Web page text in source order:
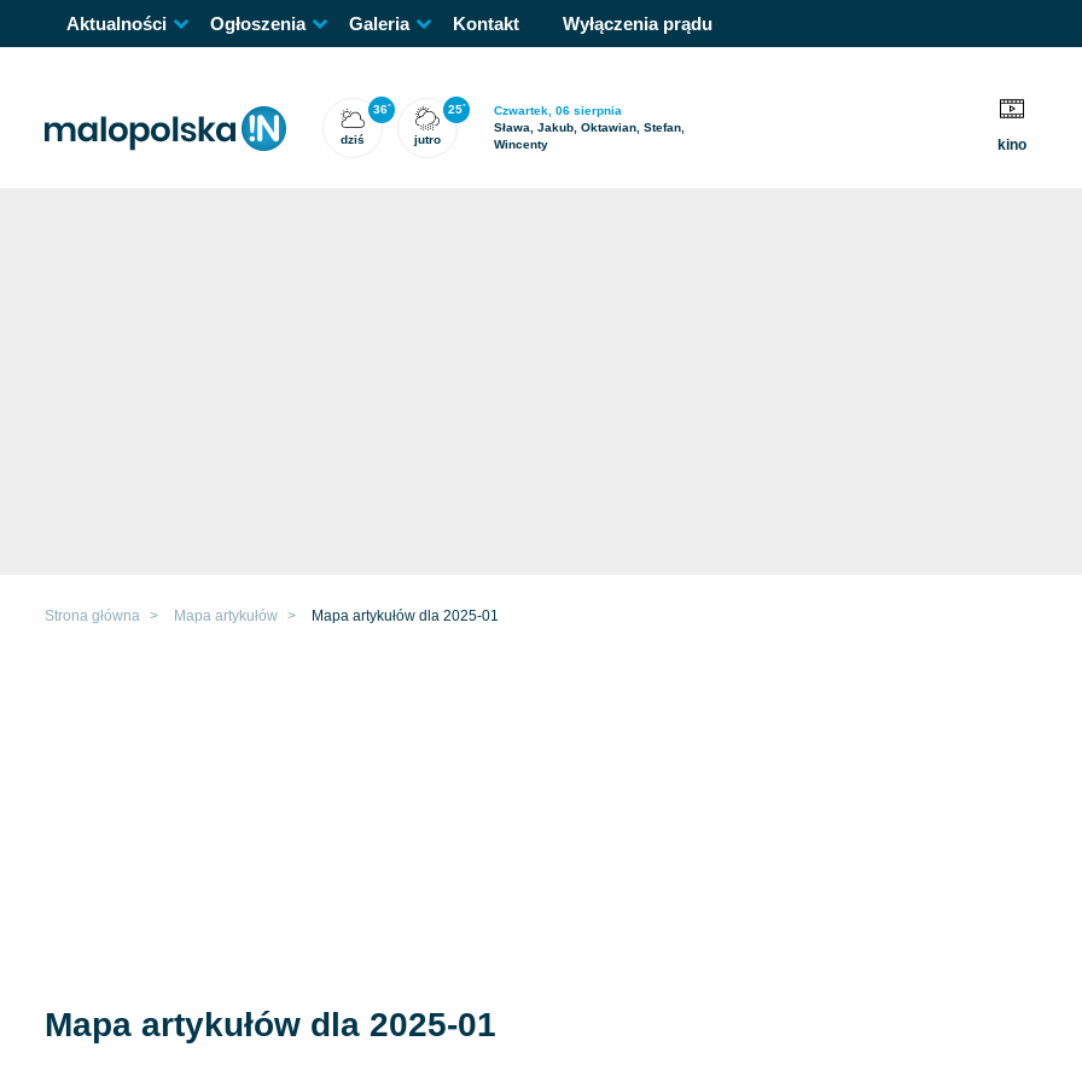
Aktualności Ogłoszenia Galeria Kontakt Wyłączenia prądu
36°
dziś
25°
jutro
Czwartek, 06 sierpnia
Sława, Jakub, Oktawian, Stefan,
Wincenty
kino
Strona główna Mapa artykułów Mapa artykułów dla 2025-01
Mapa artykułów dla 2025-01